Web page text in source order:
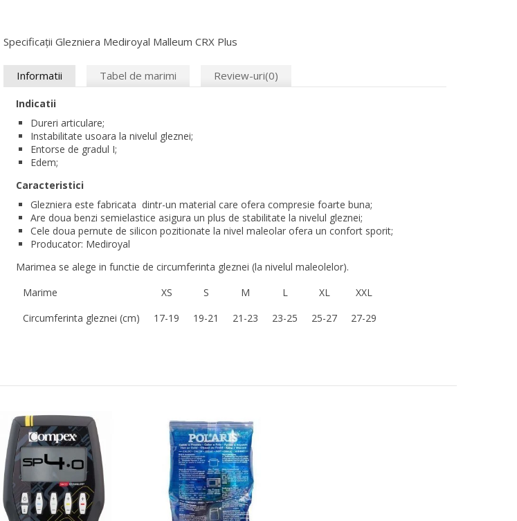
Specificații Glezniera Mediroyal Malleum CRX Plus
Informatii Tabel de marimi Review-uri(0)
Indicatii
Dureri articulare;
Instabilitate usoara la nivelul gleznei;
Entorse de gradul I;
Edem;
Caracteristici
Glezniera este fabricata dintr-un material care ofera compresie foarte buna;
Are doua benzi semielastice asigura un plus de stabilitate la nivelul gleznei;
Cele doua pernute de silicon pozitionate la nivel maleolar ofera un confort sporit;
Producator: Mediroyal
Marimea se alege in functie de circumferinta gleznei (la nivelul maleolelor).
Marime
XS S M L XL
XXL
Circumferinta gleznei (cm)
17-19 19-21 21-23 23-25 25-27 27-29